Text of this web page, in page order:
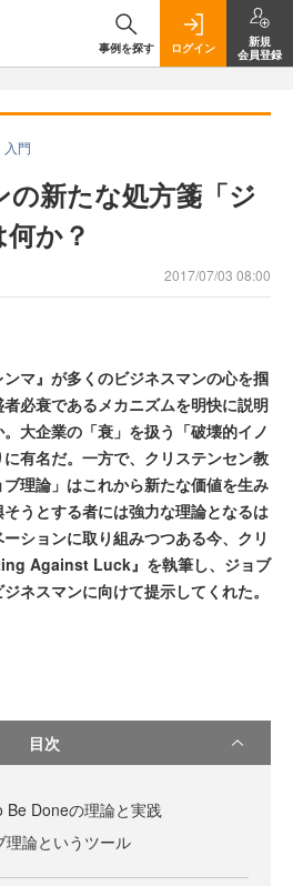
事例を探す ログイン
新規
会員登録
入門
新たな処方箋「ジ
か？
2017/07/03 08:00
マ』が多くのビジネスマンの心を掴
必衰であるメカニズムを明快に説明
大企業の「衰」を扱う「破壊的イノ
有名だ。一方で、クリステンセン教
理論」はこれから新たな価値を生み
うとする者には強力な理論となるは
ションに取り組みつつある今、クリ
Against Luck』を執筆し、ジョブ
ネスマンに向けて提示してくれた。
目次
Be Doneの理論と実践
理論というツール